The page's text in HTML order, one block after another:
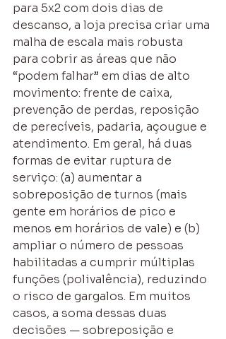
para 5x2 com dois dias de
descanso, a loja precisa criar uma
malha de escala mais robusta
para cobrir as áreas que não
“podem falhar” em dias de alto
movimento: frente de caixa,
prevenção de perdas, reposição
de perecíveis, padaria, açougue e
atendimento. Em geral, há duas
formas de evitar ruptura de
serviço: (a) aumentar a
sobreposição de turnos (mais
gente em horários de pico e
menos em horários de vale) e (b)
ampliar o número de pessoas
habilitadas a cumprir múltiplas
funções (polivalência), reduzindo
o risco de gargalos. Em muitos
casos, a soma dessas duas
decisões — sobreposição e